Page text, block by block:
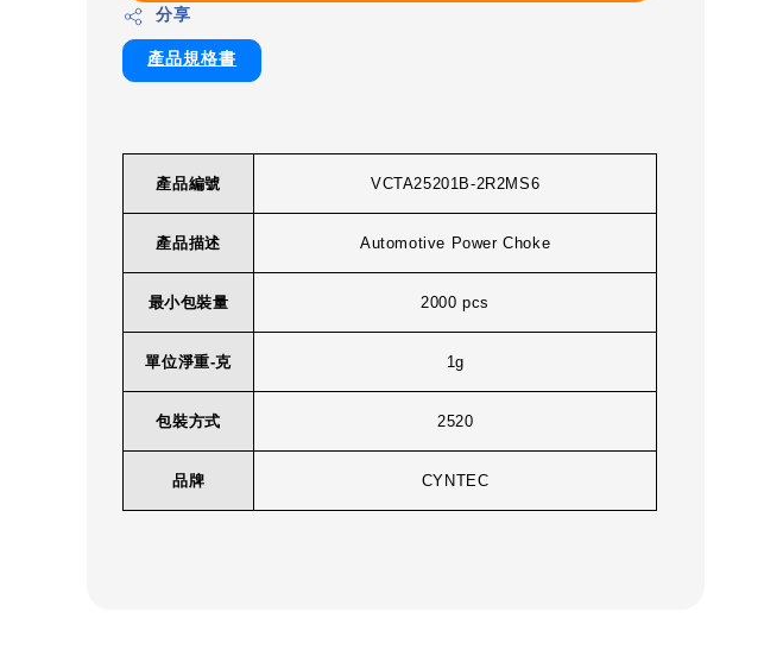
分享
產品規格書
產品編號 VCTA25201B-2R2MS6
產品描述 Automotive Power Choke
最小包裝量 2000 pcs
單位淨重-克 1g
包裝方式 2520
品牌 CYNTEC